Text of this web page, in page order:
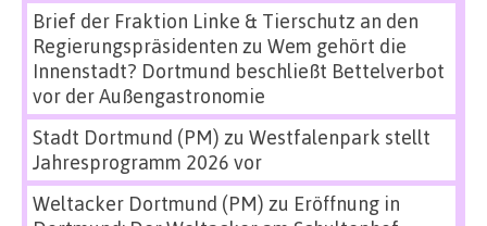
Brief der Fraktion Linke & Tierschutz an den
Regierungspräsidenten zu Wem gehört die
Innenstadt? Dortmund beschließt Bettelverbot
vor der Außengastronomie
Stadt Dortmund (PM) zu Westfalenpark stellt
Jahresprogramm 2026 vor
Weltacker Dortmund (PM) zu Eröffnung in